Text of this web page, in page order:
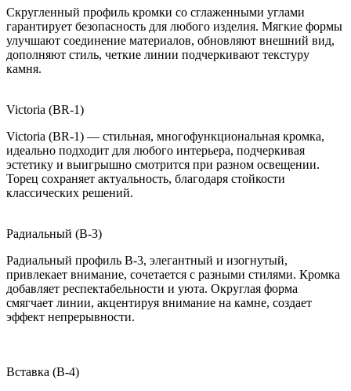
Скругленный профиль кромки со сглаженными углами
гарантирует безопасность для любого изделия. Мягкие формы
улучшают соединение материалов, обновляют внешний вид,
дополняют стиль, четкие линии подчеркивают текстуру
камня.
Victoria (BR-1)
Victoria (BR-1) — стильная, многофункциональная кромка,
идеально подходит для любого интерьера, подчеркивая
эстетику и выигрышно смотрится при разном освещении.
Торец сохраняет актуальность, благодаря стойкости
классических решений.
Радиальный (B-3)
Радиальный профиль B-3, элегантный и изогнутый,
привлекает внимание, сочетается с разными стилями. Кромка
добавляет респектабельности и уюта. Округлая форма
смягчает линии, акцентируя внимание на камне, создает
эффект непрерывности.
Вставка (B-4)